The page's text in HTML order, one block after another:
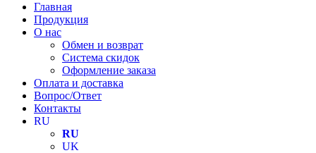
Главная
Продукция
О нас
Обмен и возврат
Система скидок
Оформление заказа
Оплата и доставка
Вопрос/Ответ
Контакты
RU
RU
UK